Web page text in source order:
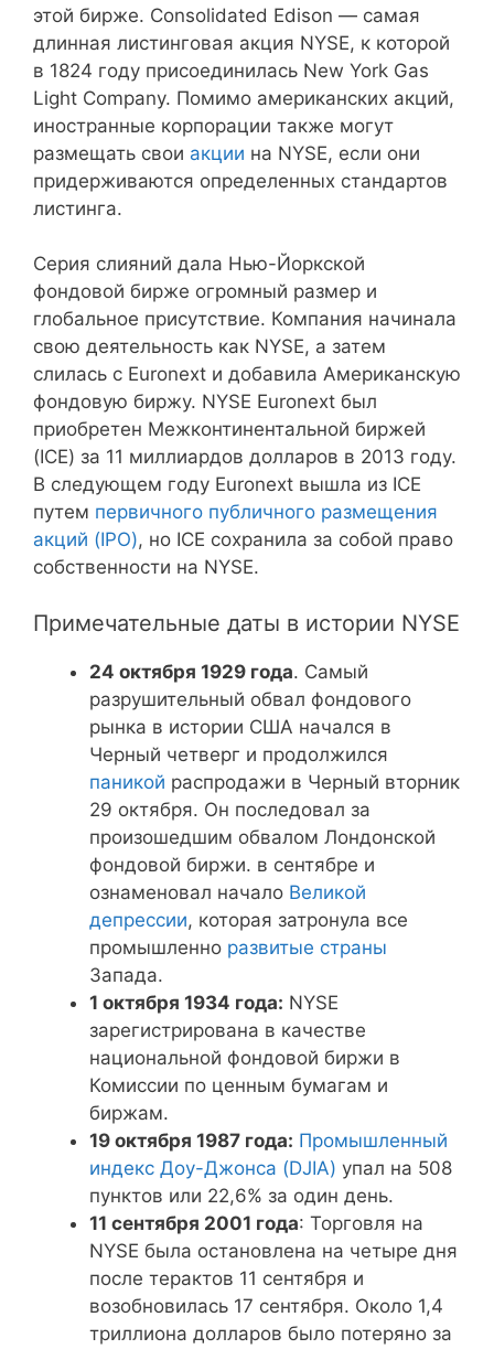
этой бирже. Consolidated Edison — самая
длинная листинговая акция NYSE, к которой
в 1824 году присоединилась New York Gas
Light Company. Помимо американских акций,
иностранные корпорации также могут
размещать свои акции на NYSE, если они
придерживаются определенных стандартов
листинга.
Серия слияний дала Нью-Йоркской
фондовой бирже огромный размер и
глобальное присутствие. Компания начинала
свою деятельность как NYSE, а затем
слилась с Euronext и добавила Американскую
фондовую биржу. NYSE Euronext был
приобретен Межконтинентальной биржей
(ICE) за 11 миллиардов долларов в 2013 году.
В следующем году Euronext вышла из ICE
путем первичного публичного размещения
акций (IPO), но ICE сохранила за собой право
собственности на NYSE.
Примечательные даты в истории NYSE
24 октября 1929 года. Самый
разрушительный обвал фондового
рынка в истории США начался в
Черный четверг и продолжился
паникой распродажи в Черный вторник
29 октября. Он последовал за
произошедшим обвалом Лондонской
фондовой биржи. в сентябре и
ознаменовал начало Великой
депрессии, которая затронула все
промышленно развитые страны
Запада.
1 октября 1934 года: NYSE
зарегистрирована в качестве
национальной фондовой биржи в
Комиссии по ценным бумагам и
биржам.
19 октября 1987 года: Промышленный
индекс Доу-Джонса (DJIA) упал на 508
пунктов или 22,6% за один день.
11 сентября 2001 года: Торговля на
NYSE была остановлена ​​на четыре дня
после терактов 11 сентября и
возобновилась 17 сентября. Около 1,4
триллиона долларов было потеряно за